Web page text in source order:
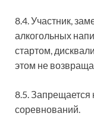
8.4. Участник,
алкогольных
стартом,
этом не
8.5. Запрещается
соревнований.